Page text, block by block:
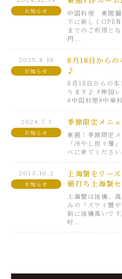
お知らせ
中国料理 東園個
下に新しく
までのご利用と
円...
2025.8.18
お知らせ
8月18日からの
♪
8月18日からの
ります♪ #神田
#中国料理#中華
2024.7.3
お知らせ
季節限定メニュ
東園！季節限定
「冷やし担々麺
べに来てください
2013.10.2
お知らせ
上海蟹をリー
値打ち上海蟹セ
上海蟹は結構、
みの「ズワイ蟹
割に結構高いで
呼...